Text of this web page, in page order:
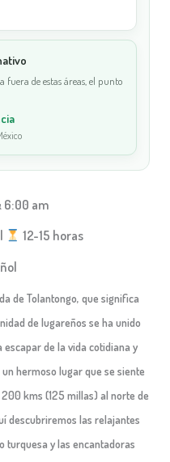
de estas áreas, el punto
6:00 am
12-15 horas
de Tolantongo, que significa
de lugareños se ha unido
de la vida cotidiana y
hermoso lugar que se siente
kms (125 millas) al norte de
descubriremos las relajantes
turquesa y las encantadoras